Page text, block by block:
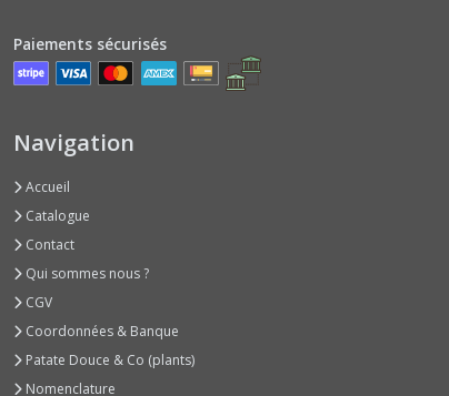
Milan
(1)
Choux-
Fleurs
(2)
Choux-
Couleurs
Choux
Romanescos
Paiements sécurisés
Navigation
Accueil
Catalogue
Contact
Qui sommes nous ?
CGV
Coordonnées & Banque
Patate Douce & Co (plants)
Nomenclature